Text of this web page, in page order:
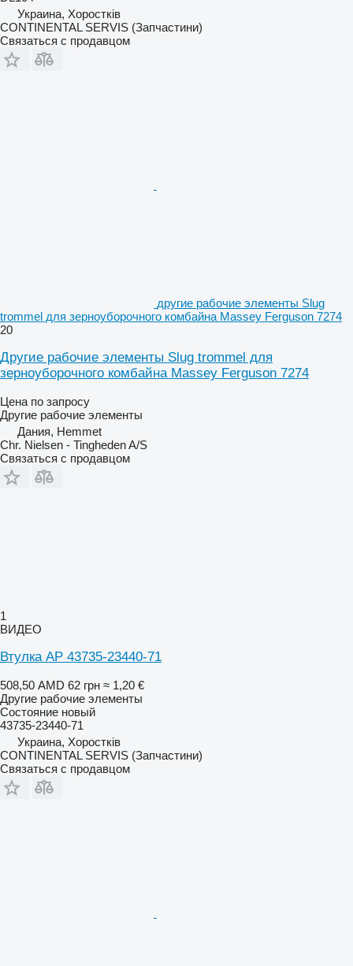
Украина, Хоростків
CONTINENTAL SERVIS (Запчастини)
Связаться с продавцом
другие рабочие элементы Slug
trommel для зерноуборочного комбайна Massey Ferguson 7274
20
Другие рабочие элементы Slug trommel для
зерноуборочного комбайна Massey Ferguson 7274
Цена по запросу
Другие рабочие элементы
Дания, Hemmet
Chr. Nielsen - Tingheden A/S
Связаться с продавцом
1
ВИДЕО
Втулка AP 43735-23440-71
508,50 AMD 62 грн ≈ 1,20 €
Другие рабочие элементы
Состояние новый
43735-23440-71
Украина, Хоростків
CONTINENTAL SERVIS (Запчастини)
Связаться с продавцом